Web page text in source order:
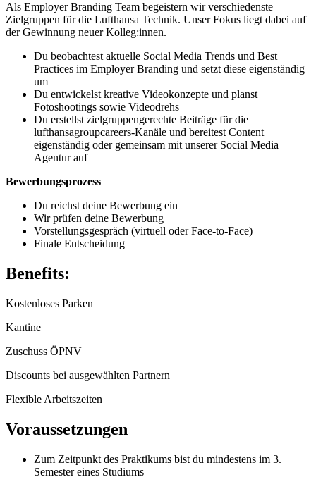
Als Employer Branding Team begeistern wir verschiedenste
Zielgruppen für die Lufthansa Technik. Unser Fokus liegt dabei auf
der Gewinnung neuer Kolleg:innen.
Du beobachtest aktuelle Social Media Trends und Best
Practices im Employer Branding und setzt diese eigenständig
um
Du entwickelst kreative Videokonzepte und planst
Fotoshootings sowie Videodrehs
Du erstellst zielgruppengerechte Beiträge für die
lufthansagroupcareers-Kanäle und bereitest Content
eigenständig oder gemeinsam mit unserer Social Media
Agentur auf
Bewerbungsprozess
Du reichst deine Bewerbung ein
Wir prüfen deine Bewerbung
Vorstellungsgespräch (virtuell oder Face-to-Face)
Finale Entscheidung
Benefits:
Kostenloses Parken
Kantine
Zuschuss ÖPNV
Discounts bei ausgewählten Partnern
Flexible Arbeitszeiten
Voraussetzungen
Zum Zeitpunkt des Praktikums bist du mindestens im 3.
Semester eines Studiums